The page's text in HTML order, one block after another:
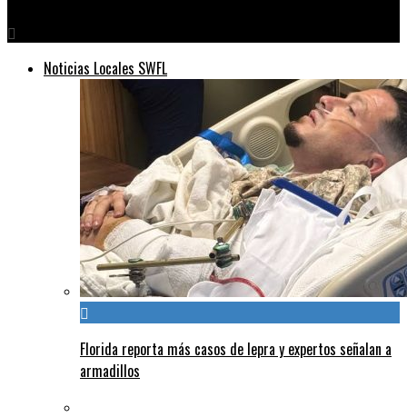
Noticias Locales SWFL
Florida reporta más casos de lepra y expertos señalan a
armadillos